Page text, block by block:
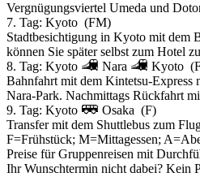
Vergnügungsviertel Umeda und
7. Tag: Kyoto (FM)
Stadtbesichtigung in Kyoto mit dem
können Sie später selbst zum Hotel
8. Tag: Kyoto Nara Kyoto
Bahnfahrt mit dem Kintetsu-Express
Nara-Park. Nachmittags Rückfahrt
9. Tag: Kyoto Osaka (F)
Transfer mit dem Shuttlebus zum
F=Frühstück; M=Mittagessen;
Preise für Gruppenreisen mit
Ihr Wunschtermin nicht dabei? Kein